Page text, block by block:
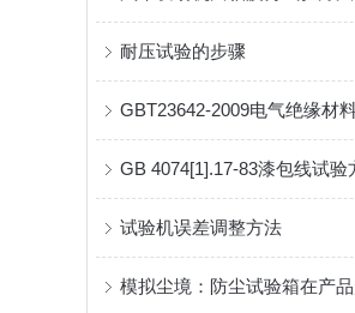
耐压试验的步骤
试验机误差调整方法